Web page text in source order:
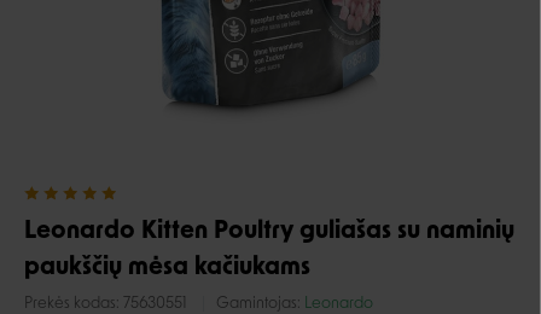
Leonardo Kitten Poultry guliašas su naminių
paukščių mėsa kačiukams
Prekės kodas: 75630551 Gamintojas: Leonardo